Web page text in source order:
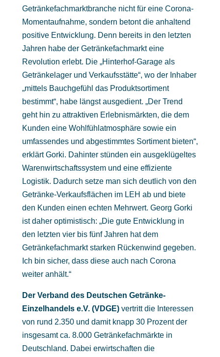
Getränkefachmarktbranche nicht für eine Corona-
Momentaufnahme, sondern betont die anhaltend
positive Entwicklung. Denn bereits in den letzten
Jahren habe der Getränkefachmarkt eine
Revolution erlebt. Die „Hinterhof-Garage als
Getränkelager und Verkaufsstätte“, wo der Inhaber
„mittels Bauchgefühl das Produktsortiment
bestimmt“, habe längst ausgedient. „Der Trend
geht hin zu attraktiven Erlebnismärkten, die dem
Kunden eine Wohlfühlatmosphäre sowie ein
umfassendes und abgestimmtes Sortiment bieten“,
erklärt Gorki. Dahinter stünden ein ausgeklügeltes
Warenwirtschaftssystem und eine effiziente
Logistik. Dadurch setze man sich deutlich von den
Getränke-Verkaufsflächen im LEH ab und biete
den Kunden einen echten Mehrwert. Georg Gorki
ist daher optimistisch: „Die gute Entwicklung in
den letzten vier bis fünf Jahren hat dem
Getränkefachmarkt starken Rückenwind gegeben.
Ich bin sicher, dass diese auch nach Corona
weiter anhält.“
Der Verband des Deutschen Getränke-
Einzelhandels e.V. (VDGE)vertritt die Interessen
von rund 2.350 und damit knapp 30 Prozent der
insgesamt ca. 8.000 Getränkefachmärkte in
Deutschland. Dabei erwirtschaften die